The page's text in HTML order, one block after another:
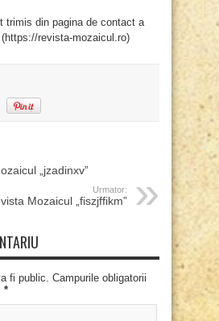
trimis din pagina de contact a
revista-mozaicul.ro)
„jzadinxv”
Urmator:
Mozaicul „fiszjffikm”
fi public. Campurile obligatorii
*